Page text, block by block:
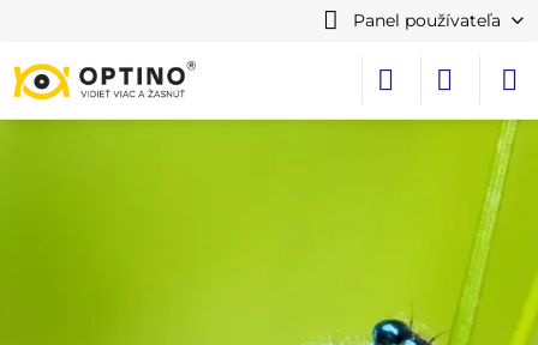
Panel používateľa